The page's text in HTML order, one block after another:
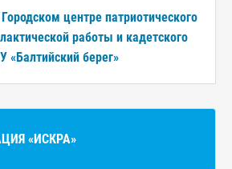
центре патриотического
работы и кадетского
«Балтийский берег»
«ИСКРА»